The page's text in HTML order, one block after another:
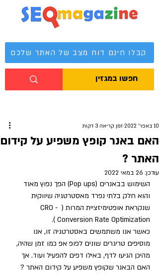
מגזין קידום אתרים
קבלו חינם דוח מצב של האתר שלכם
האם באנר קופץ משפיע על קידום
האתר ?
10 באפר׳ 2022 זמן קריאה 3 דקות
עודכן: 26 במאי 2022
השימוש בבאנרים (Pop ups) הפך נפוץ מאוד
והוא חלק בלתי נפרד מאסטרטגיה שיווקית
שנקראת אופטימיזציית המרות ( CRO -
Conversion Rate Optimization ).
כאשר אנו משתמשים באסטרטגיה זו, אנו
מוסיפים טריגרים שונים לפופ אפ כמו זמן שהיה,
מהיכן הגיעו לדף, באילו דפים להפעיל ועוד. אך
האם הבאנר שקופץ משפיע על קידום האתר ?